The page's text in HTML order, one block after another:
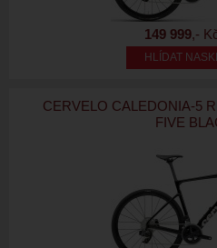
149 999,-
HLÍDAT
CERVELO CALEDONIA-5
FIVE